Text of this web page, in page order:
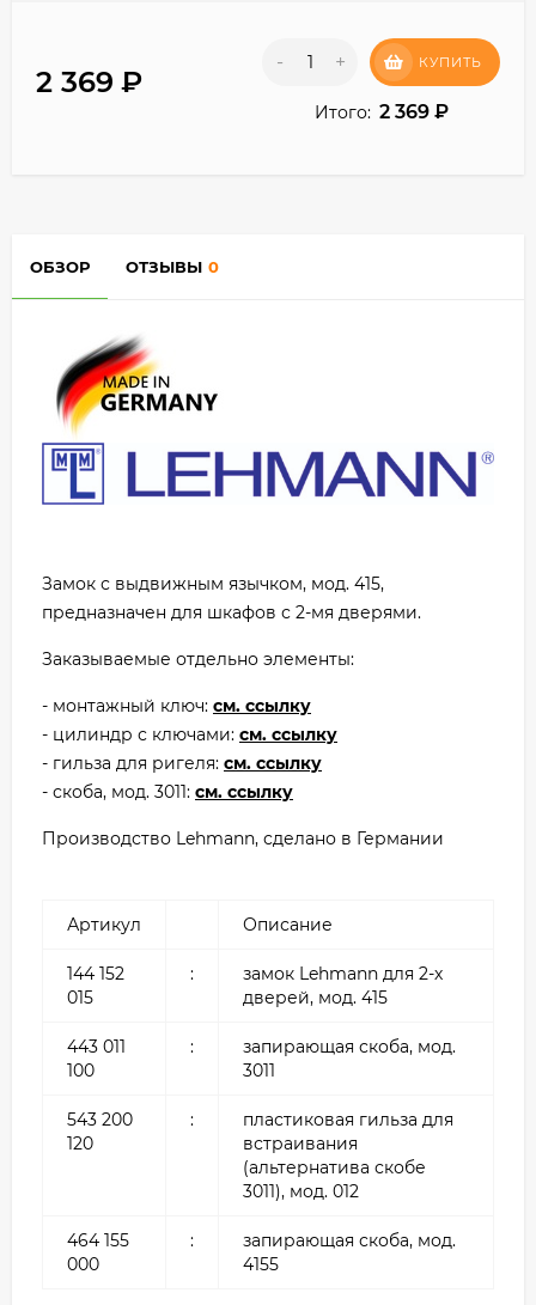
2 369 ₽
- + КУПИТЬ
Итого: 2 369 ₽
ОБЗОР ОТЗЫВЫ 0
Замок с выдвижным язычком, мод. 415,
предназначен для шкафов с 2-мя дверями.
Заказываемые отдельно элементы:
- монтажный ключ: см. ссылку
- цилиндр с ключами: см. ссылку
- гильза для ригеля: см. ссылку
- скоба, мод. 3011: см. ссылку
Производство Lehmann, сделано в Германии
Артикул Описание
144 152
015
:
замок Lehmann для 2-х
дверей, мод. 415
443 011
100
:
запирающая скоба, мод.
3011
543 200
120
:
пластиковая гильза для
встраивания
(альтернатива скобе
3011), мод. 012
464 155
000
:
запирающая скоба, мод.
4155